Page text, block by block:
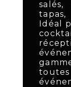
Idéal